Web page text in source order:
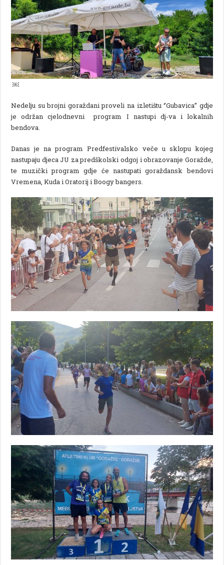
￼
Nedelju su brojni goraždani proveli na izletištu ‘’Gubavica’’ gdje
je održan cjelodnevni program I nastupi dj-va i lokalnih
bendova.
Danas je na program Predfestivalsko veče u sklopu kojeg
nastupaju djeca JU za predškolski odgoj i obrazovanje Goražde,
te muzički program gdje će nastupati goraždansk bendovi
Vremena, Kuda i Oratorij i Boogy bangers.